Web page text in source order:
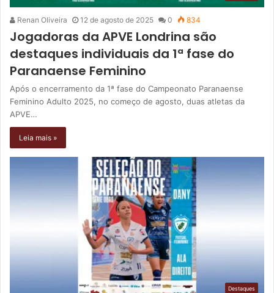
Renan Oliveira 12 de agosto de 2025 0 834
Jogadoras da APVE Londrina são
destaques individuais da 1ª fase do
Paranaense Feminino
Após o encerramento da 1ª fase do Campeonato Paranaense
Feminino Adulto 2025, no começo de agosto, duas atletas da
APVE…
Leia mais »
Destaques